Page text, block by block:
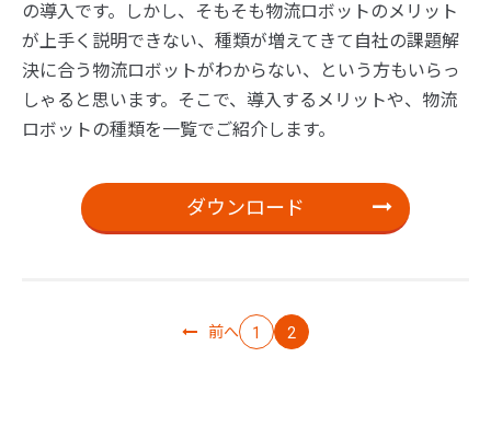
の導入です。しかし、そもそも物流ロボットのメリット
が上手く説明できない、種類が増えてきて自社の課題解
決に合う物流ロボットがわからない、という方もいらっ
しゃると思います。そこで、導入するメリットや、物流
ロボットの種類を一覧でご紹介します。
ダウンロード
前へ 1 2